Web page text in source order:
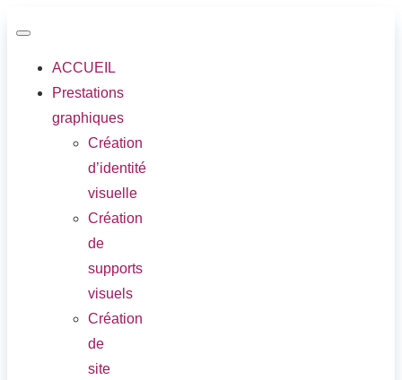
ACCUEIL
Prestations
graphiques
Création
d’identité
visuelle
Création
de
supports
visuels
Création
de
site